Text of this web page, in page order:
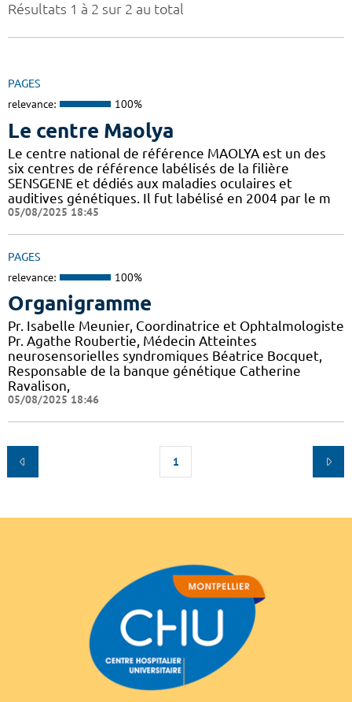
Résultats 1 à 2 sur 2 au total
PAGES
relevance: 100%
Le centre Maolya
Le centre national de référence MAOLYA est un des
six centres de référence labélisés de la filière
SENSGENE et dédiés aux maladies oculaires et
auditives génétiques. Il fut labélisé en 2004 par le m
05/08/2025 18:45
PAGES
relevance: 100%
Organigramme
Pr. Isabelle Meunier, Coordinatrice et Ophtalmologiste
Pr. Agathe Roubertie, Médecin Atteintes
neurosensorielles syndromiques Béatrice Bocquet,
Responsable de la banque génétique Catherine
Ravalison,
05/08/2025 18:46
1